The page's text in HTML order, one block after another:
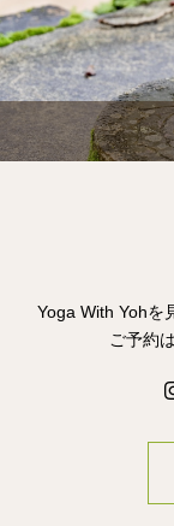
Yoga With Yohを
ご予約